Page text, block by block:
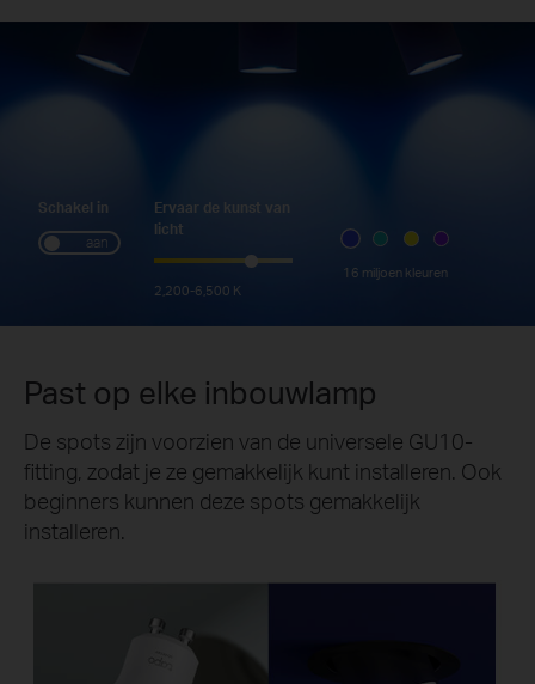
Schakel in
aan
Ervaar de kunst van
licht
2,200-6,500 K
16 miljoen kleuren
Past op elke inbouwlamp
De spots zijn voorzien van de universele GU10-
fitting, zodat je ze gemakkelijk kunt installeren. Ook
beginners kunnen deze spots gemakkelijk
installeren.